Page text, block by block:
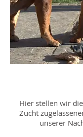
Hier stellen wir
Zucht
unserer